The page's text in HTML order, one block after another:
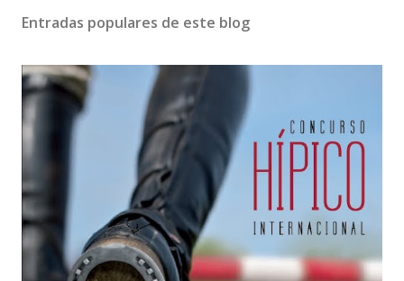
Entradas populares de este blog